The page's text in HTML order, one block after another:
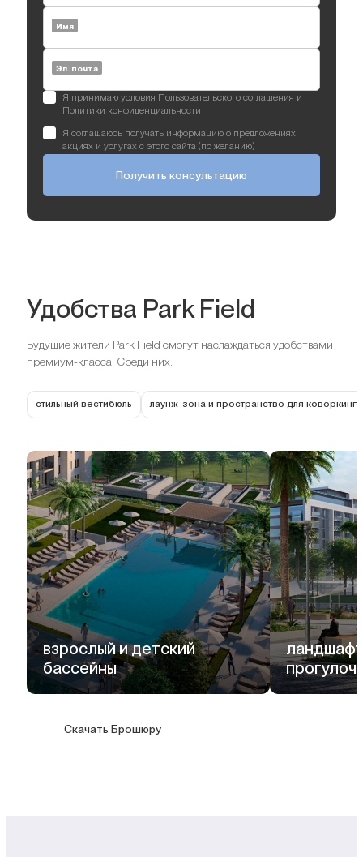
Имя
Эл. почта
Я принимаю условия Пользовательского соглашения и
Политики конфиденциальности
Я соглашаюсь получать информацию о предложениях,
акциях и услугах с этого сайта (по желанию)
Получить консультацию
Удобства Park Field
Будущие жители Park Field смогут наслаждаться удобствами
премиум-класса. Среди них:
взрослый и детский
бассейны
Скачать Брошюру
стильный вестибюль лаунж-зона и пространство для коворкинга